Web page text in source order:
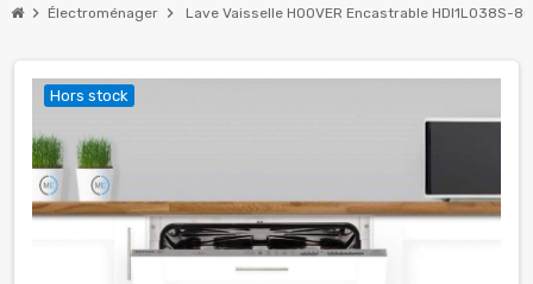
chevron_right Électroménager chevron_right Lave Vaisselle HOOVER Encastrable HDI1L038S-
Hors stock